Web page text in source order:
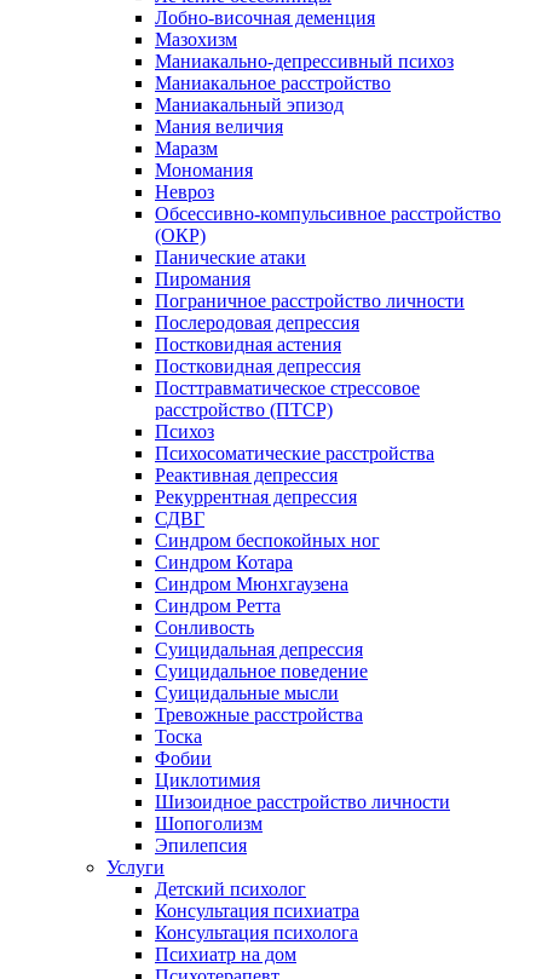
Лобно-височная деменция
Мазохизм
Маниакально-депрессивный психоз
Маниакальное расстройство
Маниакальный эпизод
Мания величия
Маразм
Мономания
Невроз
Обсессивно-компульсивное расстройство
(ОКР)
Панические атаки
Пиромания
Пограничное расстройство личности
Послеродовая депрессия
Постковидная астения
Постковидная депрессия
Посттравматическое стрессовое
расстройство (ПТСР)
Психоз
Психосоматические расстройства
Реактивная депрессия
Рекуррентная депрессия
СДВГ
Синдром беспокойных ног
Синдром Котара
Синдром Мюнхгаузена
Синдром Ретта
Сонливость
Суицидальная депрессия
Суицидальное поведение
Суицидальные мысли
Тревожные расстройства
Тоска
Фобии
Циклотимия
Шизоидное расстройство личности
Шопоголизм
Эпилепсия
Услуги
Детский психолог
Консультация психиатра
Консультация психолога
Психиатр на дом